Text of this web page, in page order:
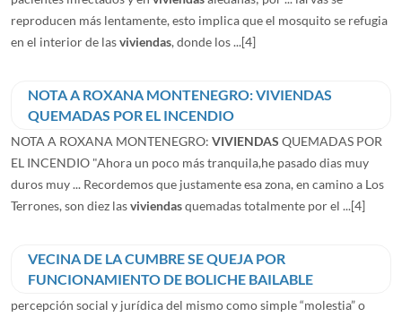
reproducen más lentamente, esto implica que el mosquito se refugia
en el interior de lasviviendas, donde los ...[4]
NOTA A ROXANA MONTENEGRO: VIVIENDAS
QUEMADAS POR EL INCENDIO
NOTA A ROXANA MONTENEGRO: VIVIENDAS QUEMADAS POR
EL INCENDIO "Ahora un poco más tranquila,he pasado dias muy
duros muy ... Recordemos que justamente esa zona, en camino a Los
Terrones, son diez lasviviendasquemadas totalmente por el ...[4]
VECINA DE LA CUMBRE SE QUEJA POR
FUNCIONAMIENTO DE BOLICHE BAILABLE
percepción social y jurídica del mismo como simple “molestia” o